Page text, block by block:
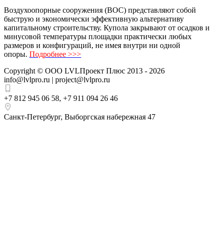
Воздухоопорные сооружения (ВОС) представляют собой
быструю и экономически эффективную альтернативу
капитальному строительству. Купола закрывают от осадков и
минусовой температуры площадки практически любых
размеров и конфигураций, не имея внутри ни одной
опоры. Подробнее >>>
Copyright © ООО LVLПроект Плюс 2013 - 2026
info@lvlpro.ru | project@lvlpro.ru
+7 812 945 06 58, +7 911 094 26 46
Санкт-Петербург, Выборгская набережная 47